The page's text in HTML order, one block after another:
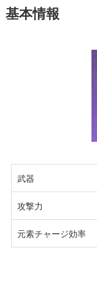
基本情報
武器
攻撃力
元素チャージ効率